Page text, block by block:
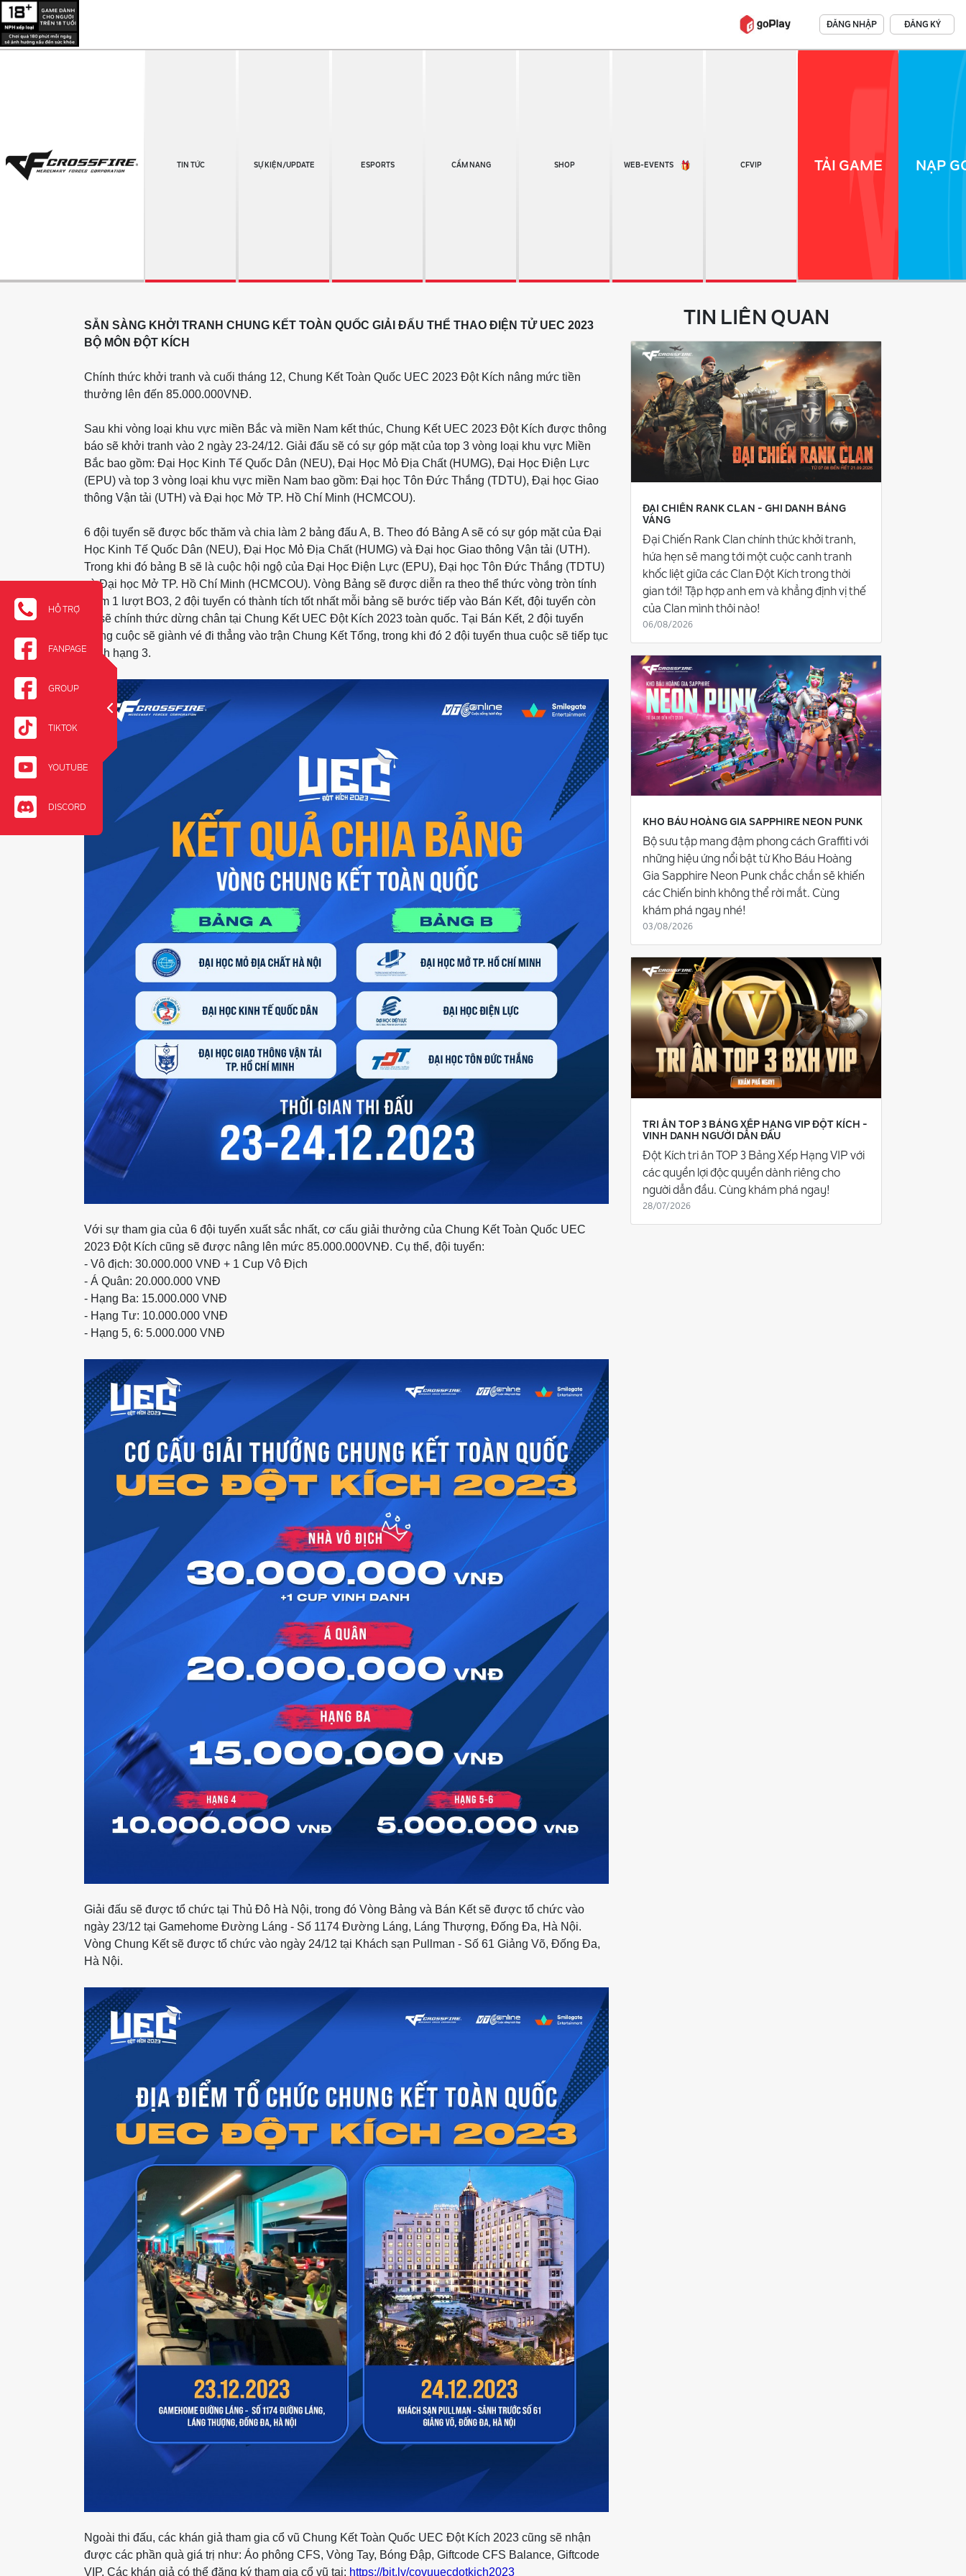
HỖ TRỢ
FANPAGE
GROUP
TIKTOK
YOUTUBE
DISCORD
ĐĂNG NHẬP ĐĂNG KÝ
TIN TỨC SỰ KIỆN/UPDATE ESPORTS CẨM NANG SHOP WEB-EVENTS CFVIP TẢI GAME NẠP
SẴN SÀNG KHỞI TRANH CHUNG KẾT TOÀN QUỐC GIẢI ĐẤU THỂ THAO ĐIỆN TỬ UEC 2023
BỘ MÔN ĐỘT KÍCH
Chính thức khởi tranh và cuối tháng 12, Chung Kết Toàn Quốc UEC 2023 Đột Kích nâng mức tiền
thưởng lên đến 85.000.000VNĐ.
Sau khi vòng loại khu vực miền Bắc và miền Nam kết thúc, Chung Kết UEC 2023 Đột Kích được thông
báo sẽ khởi tranh vào 2 ngày 23-24/12. Giải đấu sẽ có sự góp mặt của top 3 vòng loại khu vực Miền
Bắc bao gồm: Đại Học Kinh Tế Quốc Dân (NEU), Đại Học Mỏ Địa Chất (HUMG), Đại Học Điện Lực
(EPU) và top 3 vòng loại khu vực miền Nam bao gồm: Đại học Tôn Đức Thắng (TDTU), Đại học Giao
thông Vận tải (UTH) và Đại học Mở TP. Hồ Chí Minh (HCMCOU).
6 đội tuyển sẽ được bốc thăm và chia làm 2 bảng đấu A, B. Theo đó Bảng A sẽ có sự góp mặt của Đại
Học Kinh Tế Quốc Dân (NEU), Đại Học Mỏ Địa Chất (HUMG) và Đại học Giao thông Vận tải (UTH).
Trong khi đó bảng B sẽ là cuộc hội ngộ của Đại Học Điện Lực (EPU), Đại học Tôn Đức Thắng (TDTU)
và Đại học Mở TP. Hồ Chí Minh (HCMCOU). Vòng Bảng sẽ được diễn ra theo thể thức vòng tròn tính
điểm 1 lượt BO3, 2 đội tuyển có thành tích tốt nhất mỗi bảng sẽ bước tiếp vào Bán Kết, đội tuyển còn
lại sẽ chính thức dừng chân tại Chung Kết UEC Đột Kích 2023 toàn quốc. Tại Bán Kết, 2 đội tuyển
thắng cuộc sẽ giành vé đi thẳng vào trận Chung Kết Tổng, trong khi đó 2 đội tuyển thua cuộc sẽ tiếp tục
tranh hạng 3.
Với sự tham gia của 6 đội tuyển xuất sắc nhất, cơ cấu giải thưởng của Chung Kết Toàn Quốc UEC
2023 Đột Kích cũng sẽ được nâng lên mức 85.000.000VNĐ. Cụ thể, đội tuyển:
- Vô địch: 30.000.000 VNĐ + 1 Cup Vô Địch
- Á Quân: 20.000.000 VNĐ
- Hạng Ba: 15.000.000 VNĐ
- Hạng Tư: 10.000.000 VNĐ
- Hạng 5, 6: 5.000.000 VNĐ
Giải đấu sẽ được tổ chức tại Thủ Đô Hà Nội, trong đó Vòng Bảng và Bán Kết sẽ được tổ chức vào
ngày 23/12 tại Gamehome Đường Láng - Số 1174 Đường Láng, Láng Thượng, Đống Đa, Hà Nội.
Vòng Chung Kết sẽ được tổ chức vào ngày 24/12 tại Khách sạn Pullman - Số 61 Giảng Võ, Đống Đa,
Hà Nội.
Ngoài thi đấu, các khán giả tham gia cổ vũ Chung Kết Toàn Quốc UEC Đột Kích 2023 cũng sẽ nhận
được các phần quà giá trị như: Áo phông CFS, Vòng Tay, Bóng Đập, Giftcode CFS Balance, Giftcode
VIP. Các khán giả có thể đăng ký tham gia cổ vũ tại: https://bit.ly/covuuecdotkich2023
TIN LIÊN QUAN
ĐẠI CHIẾN RANK CLAN - GHI DANH BẢNG
VÀNG
Đại Chiến Rank Clan chính thức khởi tranh,
hứa hẹn sẽ mang tới một cuộc canh tranh
khốc liệt giữa các Clan Đột Kích trong thời
gian tới! Tập hợp anh em và khẳng định vị thế
của Clan mình thôi nào!
06/08/2026
KHO BÁU HOÀNG GIA SAPPHIRE NEON PUNK
Bộ sưu tập mang đậm phong cách Graffiti với
những hiệu ứng nổi bật từ Kho Báu Hoàng
Gia Sapphire Neon Punk chắc chắn sẽ khiến
các Chiến binh không thể rời mắt. Cùng
khám phá ngay nhé!
03/08/2026
TRI ÂN TOP 3 BẢNG XẾP HẠNG VIP ĐỘT KÍCH -
VINH DANH NGƯỜI DẪN ĐẦU
Đột Kích tri ân TOP 3 Bảng Xếp Hạng VIP với
các quyền lợi độc quyền dành riêng cho
người dẫn đầu. Cùng khám phá ngay!
28/07/2026